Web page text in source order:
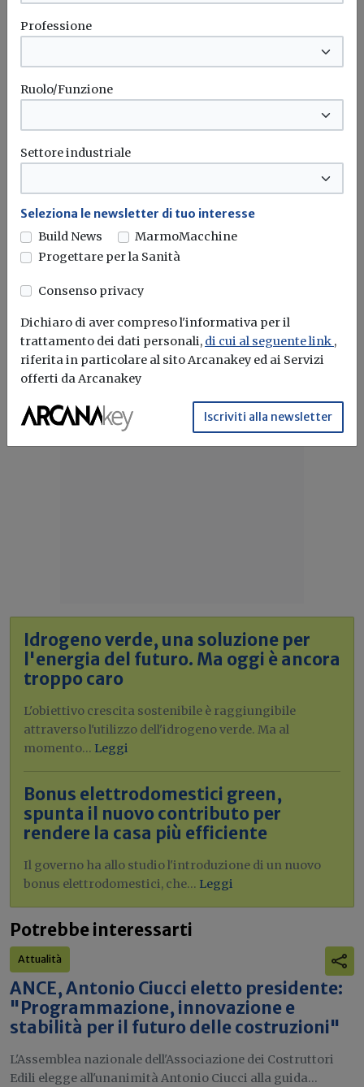
sistema impresa. Per estrarre tutto il
potenziale valore da simili network,
l’assetto normativo, relativo al
finanziamento di investimenti e ricerca,
si adeguino alle nuove esigenze,
migliorando il grado di semplificazione
delle procedure e spingendo verso una
sostanziale riduzione dei tempi
burocratici, anche attraverso un rinnovo
della classe dirigente pubblica.”
Opere idrauliche Idrico
Idrogeno verde, una soluzione per
l'energia del futuro. Ma oggi è ancora
troppo caro
L'obiettivo crescita sostenibile è raggiungibile
attraverso l'utilizzo dell'idrogeno verde. Ma al
momento... Leggi
Bonus elettrodomestici green,
spunta il nuovo contributo per
rendere la casa più efficiente
Il governo ha allo studio l'introduzione di un nuovo
bonus elettrodomestici, che... Leggi
Potrebbe interessarti
Attualità
ANCE, Antonio Ciucci eletto presidente:
"Programmazione, innovazione e
stabilità per il futuro delle costruzioni"
L'Assemblea nazionale dell'Associazione dei Costruttori
Edili elegge all'unanimità Antonio Ciucci alla guida...
Professione
Ruolo/Funzione
Settore industriale
Seleziona le newsletter di tuo interesse
Build News
MarmoMacchine
Progettare per la Sanità
Consenso privacy
Dichiaro di aver compreso l'informativa per il
trattamento dei dati personali, di cui al seguente link ,
riferita in particolare al sito Arcanakey ed ai Servizi
offerti da Arcanakey
Iscriviti alla newsletter